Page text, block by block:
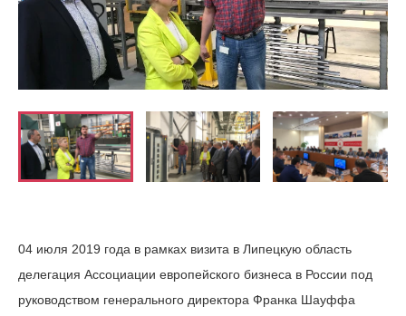
04 июля 2019 года в рамках визита в Липецкую область
делегация Ассоциации европейского бизнеса в России под
руководством генерального директора Франка Шауффа